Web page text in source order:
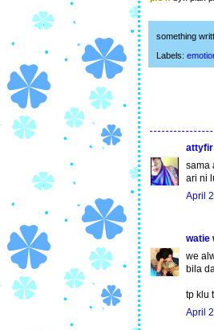
something
Labels:
attyfir
sama
ari ni
April
watie
we
bila
tp klu
April